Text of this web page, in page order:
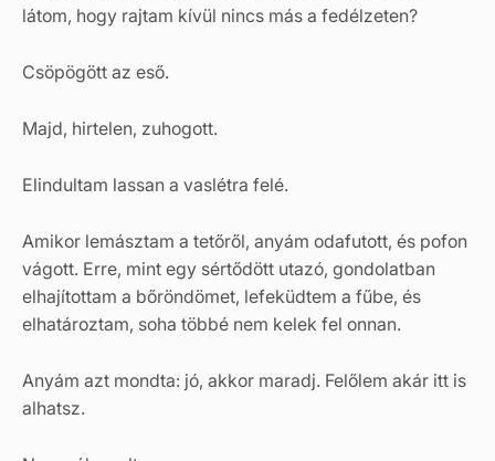
látom, hogy rajtam kívül nincs más a fedélzeten?
Csöpögött az eső.
Majd, hirtelen, zuhogott.
Elindultam lassan a vaslétra felé.
Amikor lemásztam a tetőről, anyám odafutott, és pofon
vágott. Erre, mint egy sértődött utazó, gondolatban
elhajítottam a bőröndömet, lefeküdtem a fűbe, és
elhatároztam, soha többé nem kelek fel onnan.
Anyám azt mondta: jó, akkor maradj. Felőlem akár itt is
alhatsz.